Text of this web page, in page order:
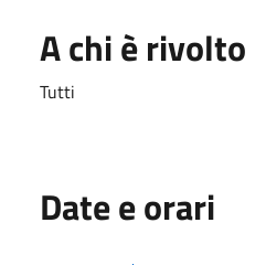
A chi è rivolto
Tutti
Date e orari